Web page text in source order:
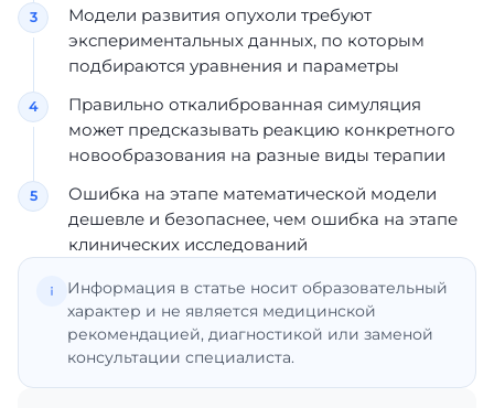
Модели развития опухоли требуют
экспериментальных данных, по которым
подбираются уравнения и параметры
Правильно откалиброванная симуляция
может предсказывать реакцию конкретного
новообразования на разные виды терапии
Ошибка на этапе математической модели
дешевле и безопаснее, чем ошибка на этапе
клинических исследований
Информация в статье носит образовательный
характер и не является медицинской
рекомендацией, диагностикой или заменой
консультации специалиста.